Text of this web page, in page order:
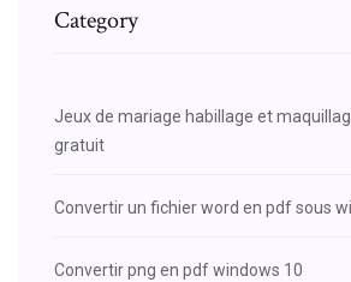
Category
Jeux de mariage habillage et
gratuit
Convertir un fichier word en pdf sous
Convertir png en pdf windows 10